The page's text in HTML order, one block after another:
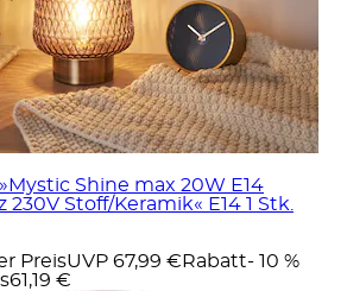
Shine max 20W E14
Stoff/Keramik« E14 1 Stk.
PreisUVP 67,99 € Rabatt- 10 %
61,19 €